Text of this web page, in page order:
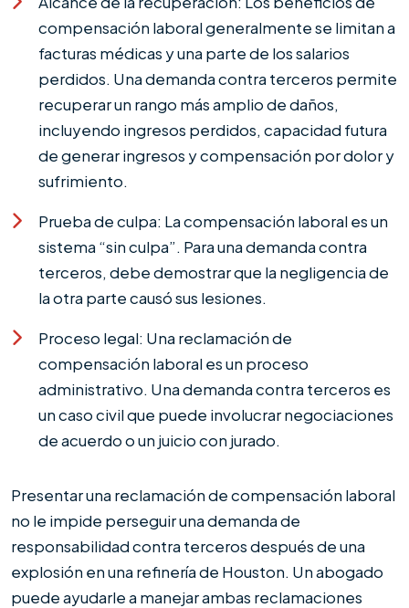
compensación laboral generalmente se limitan a
facturas médicas y una parte de los salarios
perdidos. Una demanda contra terceros permite
recuperar un rango más amplio de daños,
incluyendo ingresos perdidos, capacidad futura
de generar ingresos y compensación por dolor y
sufrimiento.
Prueba de culpa: La compensación laboral es un
sistema “sin culpa”. Para una demanda contra
terceros, debe demostrar que la negligencia de
la otra parte causó sus lesiones.
Proceso legal: Una reclamación de
compensación laboral es un proceso
administrativo. Una demanda contra terceros es
un caso civil que puede involucrar negociaciones
de acuerdo o un juicio con jurado.
Presentar una reclamación de compensación laboral
no le impide perseguir una demanda de
responsabilidad contra terceros después de una
explosión en una refinería de Houston. Un abogado
puede ayudarle a manejar ambas reclamaciones